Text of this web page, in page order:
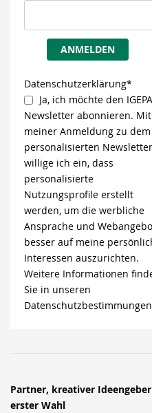
ANMELDEN
Datenschutzerklärung*
Ja, ich möchte den
Newsletter abonnieren. Mit
meiner Anmeldung zu dem
personalisierten Newsletter
willige ich ein, dass
personalisierte
Nutzungsprofile erstellt
werden, um die werbliche
Ansprache und
besser auf meine
Interessen auszurichten.
Weitere Informationen
Sie in unseren
Partner, kreativer
erster Wahl